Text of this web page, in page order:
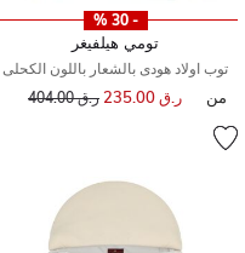
- 30 %
تومي هيلفيغر
توب اولاد هودى بالشعار باللون الكحلى
من ر.ق 235.00 سعر مخفض منر.ق 404.00